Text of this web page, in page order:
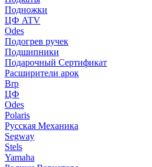
Подножки
ЦФ ATV
Odes
Подогрев ручек
Подшипники
Подарочный Сертификат
Расширители арок
Brp
ЦФ
Odes
Polaris
Русская Механика
Segway
Stels
Yamaha